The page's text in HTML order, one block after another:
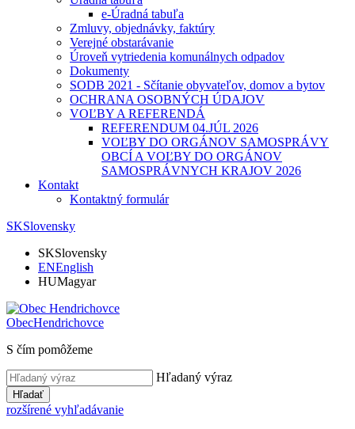
e-Úradná tabuľa
Zmluvy, objednávky, faktúry
Verejné obstarávanie
Úroveň vytriedenia komunálnych odpadov
Dokumenty
SODB 2021 - Sčítanie obyvateľov, domov a bytov
OCHRANA OSOBNÝCH ÚDAJOV
VOĽBY A REFERENDÁ
REFERENDUM 04.JÚL 2026
VOĽBY DO ORGÁNOV SAMOSPRÁVY
OBCÍ A VOĽBY DO ORGÁNOV
SAMOSPRÁVNYCH KRAJOV 2026
Kontakt
Kontaktný formulár
SKSlovensky
SKSlovensky
ENEnglish
HUMagyar
ObecHendrichovce
S čím pomôžeme
Hľadaný výraz
Hľadať
rozšírené vyhľadávanie